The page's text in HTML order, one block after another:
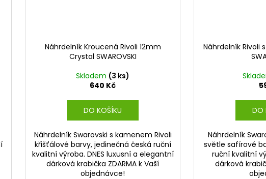
Náhrdelník Kroucená Rivoli 12mm
Crystal SWAROVSKI
Skladem (3 ks)
640 Kč
DO KOŠÍKU
Náhrdelník Swarovski s kamenem Rivoli
křišťálové barvy, jedinečná česká ruční
kvalitní výroba. DNES luxusní a elegantní
dárková krabička ZDARMA k Vaší
objednávce!
Náhrdelník Rivoli
DO
Náhrdelník
světle safírové
ruční kvalitní
dárková